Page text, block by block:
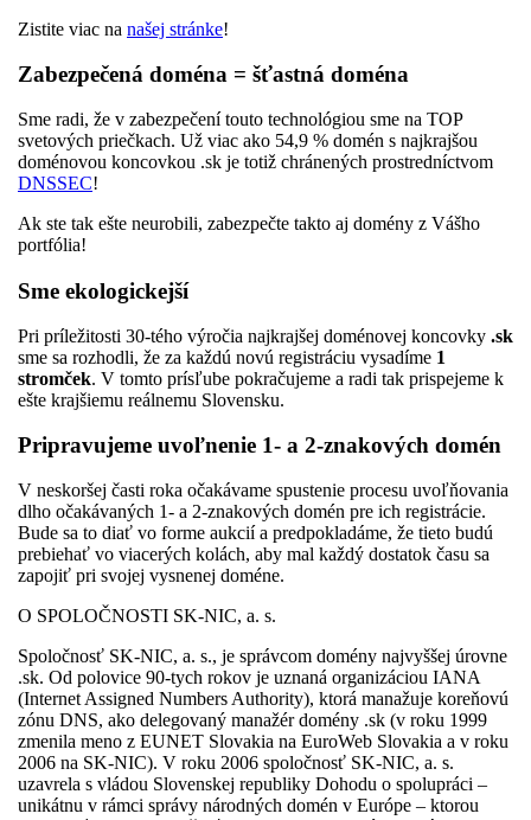
Zistite viac na našej stránke!
Zabezpečená doména = šťastná doména
Sme radi, že v zabezpečení touto technológiou sme na TOP
svetových priečkach. Už viac ako 54,9 % domén s najkrajšou
doménovou koncovkou .sk je totiž chránených prostredníctvom
DNSSEC!
Ak ste tak ešte neurobili, zabezpečte takto aj domény z Vášho
portfólia!
Sme ekologickejší
Pri príležitosti 30-tého výročia najkrajšej doménovej koncovky .sk
sme sa rozhodli, že za každú novú registráciu vysadíme 1
stromček. V tomto prísľube pokračujeme a radi tak prispejeme k
ešte krajšiemu reálnemu Slovensku.
Pripravujeme uvoľnenie 1- a 2-znakových domén
V neskoršej časti roka očakávame spustenie procesu uvoľňovania
dlho očakávaných 1- a 2-znakových domén pre ich registrácie.
Bude sa to diať vo forme aukcií a predpokladáme, že tieto budú
prebiehať vo viacerých kolách, aby mal každý dostatok času sa
zapojiť pri svojej vysnenej doméne.
O SPOLOČNOSTI SK-NIC, a. s.
Spoločnosť SK-NIC, a. s., je správcom domény najvyššej úrovne
.sk. Od polovice 90-tych rokov je uznaná organizáciou IANA
(Internet Assigned Numbers Authority), ktorá manažuje koreňovú
zónu DNS, ako delegovaný manažér domény .sk (v roku 1999
zmenila meno z EUNET Slovakia na EuroWeb Slovakia a v roku
2006 na SK-NIC). V roku 2006 spoločnosť SK-NIC, a. s.
uzavrela s vládou Slovenskej republiky Dohodu o spolupráci –
unikátnu v rámci správy národných domén v Európe – ktorou